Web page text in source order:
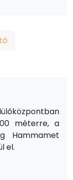
méterre, a
Hammamet
el.